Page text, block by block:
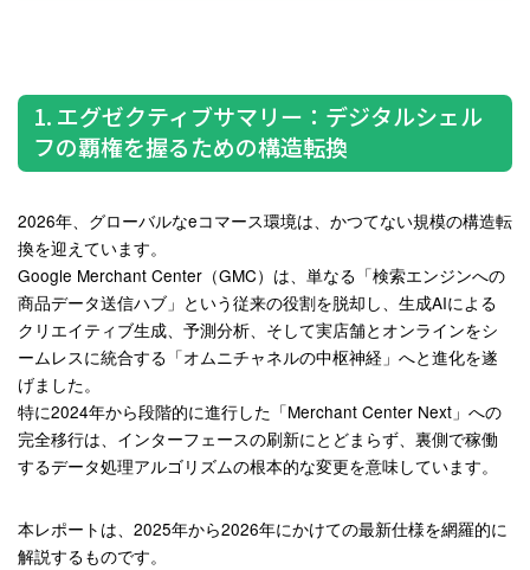
1. エグゼクティブサマリー：デジタルシェル
フの覇権を握るための構造転換
2026年、グローバルなeコマース環境は、かつてない規模の構造転
換を迎えています。
Google Merchant Center（GMC）は、単なる「検索エンジンへの
商品データ送信ハブ」という従来の役割を脱却し、生成AIによる
クリエイティブ生成、予測分析、そして実店舗とオンラインをシ
ームレスに統合する「オムニチャネルの中枢神経」へと進化を遂
げました。
特に2024年から段階的に進行した「Merchant Center Next」への
完全移行は、インターフェースの刷新にとどまらず、裏側で稼働
するデータ処理アルゴリズムの根本的な変更を意味しています。
本レポートは、2025年から2026年にかけての最新仕様を網羅的に
解説するものです。